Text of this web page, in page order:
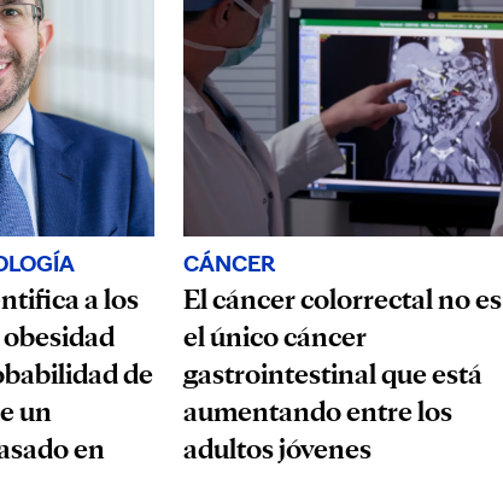
a los
de
un
en
CÁNCER
El cáncer colorrectal no es
el único cáncer
gastrointestinal que está
aumentando entre los
adultos jóvenes